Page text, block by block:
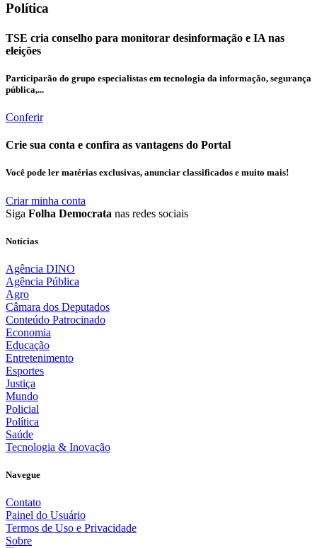
Política
TSE cria conselho para monitorar desinformação e IA nas
eleições
Participarão do grupo especialistas em tecnologia da informação, segurança
pública,...
Conferir
Crie sua conta e confira as vantagens do Portal
Você pode ler matérias exclusivas, anunciar classificados e muito mais!
Criar minha conta
Siga Folha Democrata nas redes sociais
Notícias
Agência DINO
Agência Pública
Agro
Câmara dos Deputados
Conteúdo Patrocinado
Economia
Educação
Entretenimento
Esportes
Justiça
Mundo
Policial
Política
Saúde
Tecnologia & Inovação
Navegue
Contato
Painel do Usuário
Termos de Uso e Privacidade
Sobre